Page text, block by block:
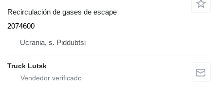
Recirculación de gases de escape
2074600
Ucrania, s. Piddubtsi
Truck Lutsk